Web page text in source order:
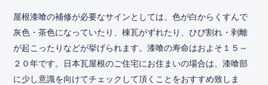
屋根漆喰の補修が必要なサインとしては、色が白からくすんで
灰色・茶色になっていたり、棟瓦がずれたり、ひび割れ・剥離
が起こったりなどが挙げられます。漆喰の寿命はおよそ１５～
２０年です。日本瓦屋根のご住宅にお住まいの場合は、漆喰部
に少し意識を向けてチェックして頂くことをおすすめ致しま